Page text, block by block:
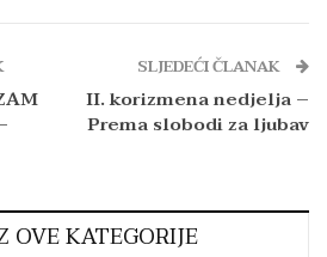
SLJEDEĆI ČLANAK
II. korizmena nedjelja –
Prema slobodi za ljubav
OVE KATEGORIJE